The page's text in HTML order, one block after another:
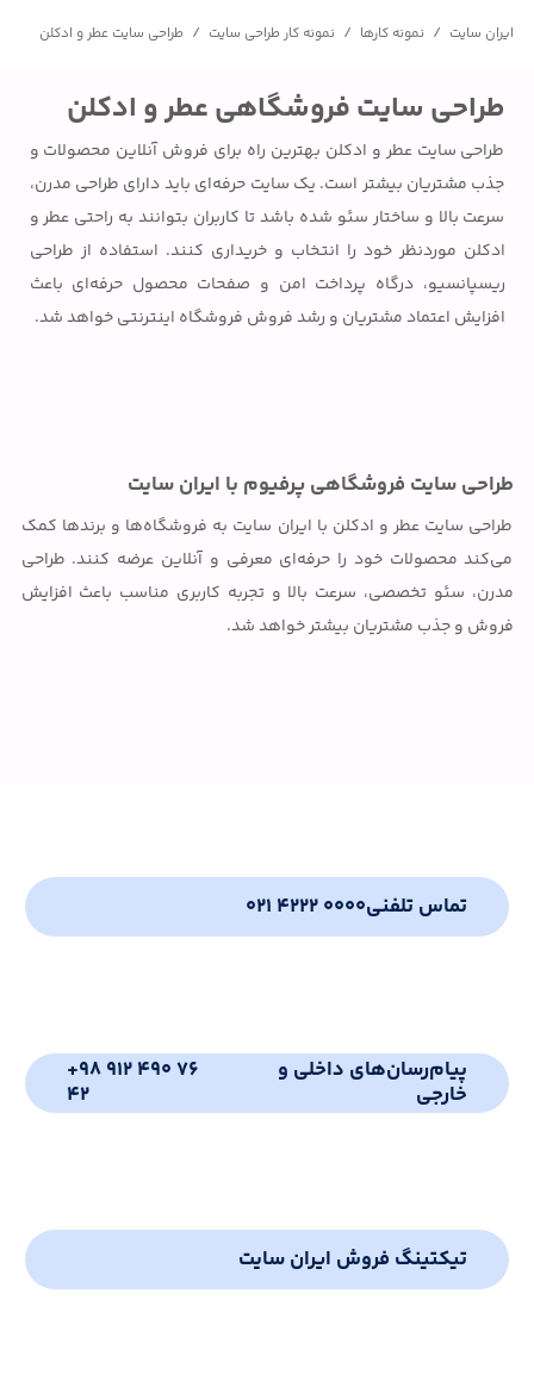
ایران سایت / نمونه کارها / نمونه کار طراحی سایت / طراحی سایت عطر و ادکلن
طراحی سایت فروشگاهی عطر و ادکلن
طراحی سایت عطر و ادکلن بهترین راه برای فروش آنلاین محصولات و
جذب مشتریان بیشتر است. یک سایت حرفه‌ای باید دارای طراحی مدرن،
سرعت بالا و ساختار سئو شده باشد تا کاربران بتوانند به راحتی عطر و
ادکلن موردنظر خود را انتخاب و خریداری کنند. استفاده از طراحی
ریسپانسیو، درگاه پرداخت امن و صفحات محصول حرفه‌ای باعث
افزایش اعتماد مشتریان و رشد فروش فروشگاه اینترنتی خواهد شد.
طراحی سایت فروشگاهی پرفیوم با ایران سایت
طراحی سایت عطر و ادکلن با ایران سایت به فروشگاه‌ها و برندها کمک
می‌کند محصولات خود را حرفه‌ای معرفی و آنلاین عرضه کنند. طراحی
مدرن، سئو تخصصی، سرعت بالا و تجربه کاربری مناسب باعث افزایش
فروش و جذب مشتریان بیشتر خواهد شد.
تماس تلفنی021 4222 0000
پیام‌رسان‌های داخلی و
خارجی
+98 912 490 76
42
تیکتینگ فروش ایران سایت